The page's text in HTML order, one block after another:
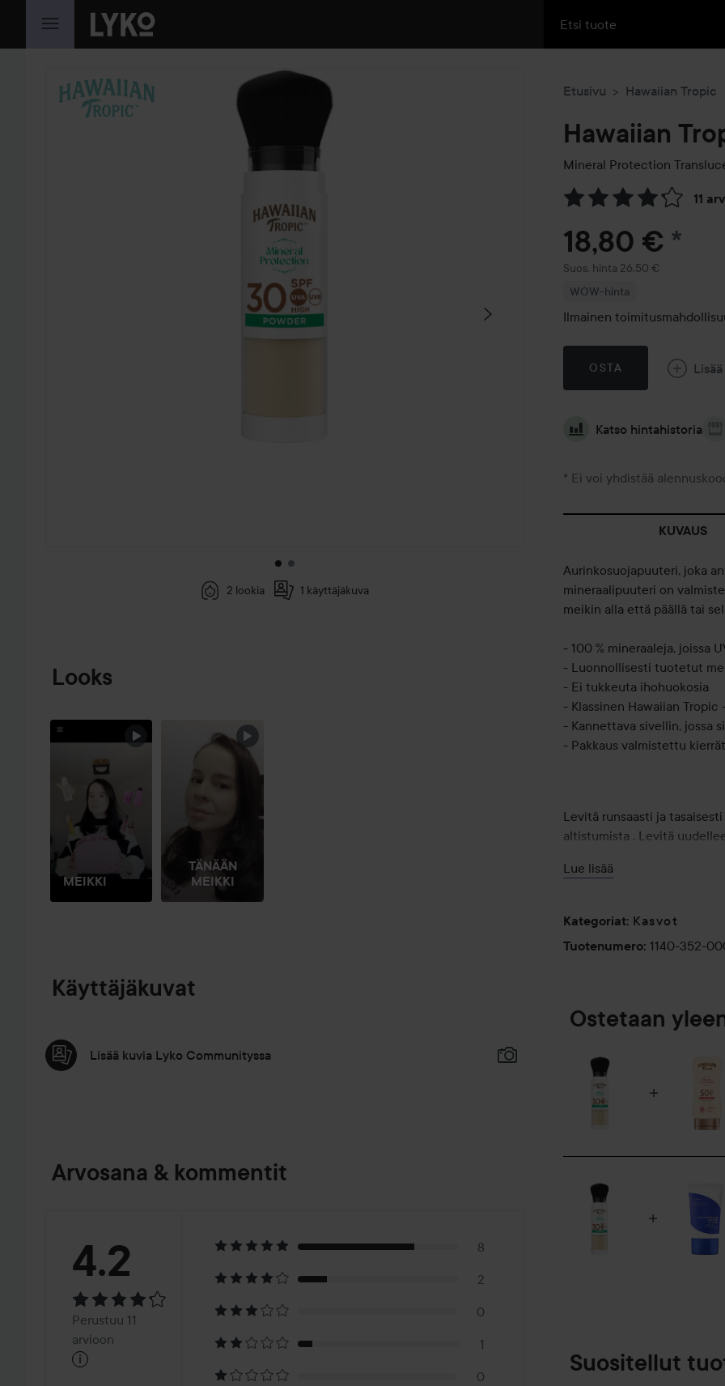
SIIRTYÄ JHK SISÄLTÖÖN
OHITA OSIO
2 lookia 1 käyttäjäkuva
Looks
OHITA OSIO
MEIKKI
TÄNÄÄN
MEIKKI
Käyttäjäkuvat
Lisää kuvia Lyko Communityssa
Arvosana & kommentit
Arvosana:
4.2Perustuu
11
4.2
Perustuu 11
arvioon
i
8
2
0
1
0
Etusivu Hawaiian Tropic
Hawaiian
Mineral Protection
11
Siirtyä jhk Arvosana &
18,80 € *
Suos. hinta 26,50 €
Suositeltu hinta 26,50 €
WOW-hinta
Ilmainen
OSTA Lisää
Katso hintahistoria
* Ei voi yhdistää
KUVAUS
Aurinkosuojapuuteri, joka
mineraalipuuteri on
meikin alla että päällä tai
- 100 % mineraaleja, joissa
- Luonnollisesti tuotetut
- Ei tukkeuta ihohuokosia
- Klassinen Hawaiian Tropic
- Kannettava sivellin, jossa
- Pakkaus valmistettu
Levitä runsaasti ja
altistumista . Levitä
Käytä vauvoille ja pienille
aurinkoa. Mikään
auringolle on vakava
suojaustasoa merkittävästi.
Lue lisää
Kategoriat: Kasvot
Tuotenumero: 1140-352-
Ostetaan
Suositellut